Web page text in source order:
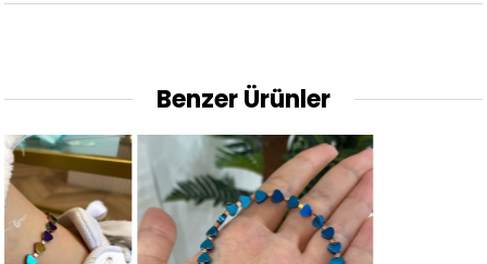
Benzer Ürünler